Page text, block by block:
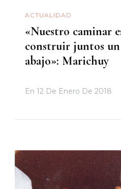
ACTUALIDAD
«Nuestro caminar
construir juntos un
abajo»: Marichuy
En 12 De Enero De 2018